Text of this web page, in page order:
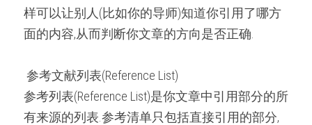
样可以让别人(比如你的导师)知道你引用了哪方
面的内容,从而判断你文章的方向是否正确.
参考文献列表(Reference List)
参考列表(Reference List)是你文章中引用部分的所
有来源的列表.参考清单只包括直接引用的部分,